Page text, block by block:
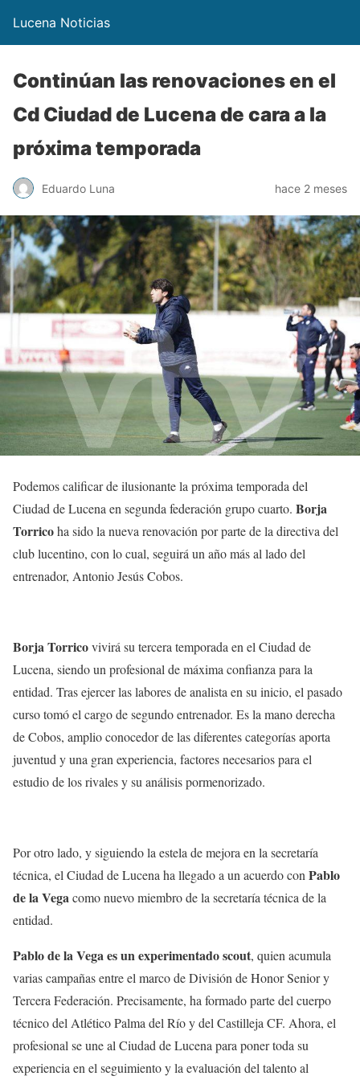
Lucena Noticias
Continúan las renovaciones en el
Cd Ciudad de Lucena de cara a la
próxima temporada
Eduardo Luna hace 2 meses
Podemos calificar de ilusionante la próxima temporada del
Ciudad de Lucena en segunda federación grupo cuarto. Borja
Torricoha sido la nueva renovación por parte de la directiva del
club lucentino, con lo cual, seguirá un año más al lado del
entrenador, Antonio Jesús Cobos.
Borja Torricovivirá su tercera temporada en el Ciudad de
Lucena, siendo un profesional de máxima confianza para la
entidad. Tras ejercer las labores de analista en su inicio, el pasado
curso tomó el cargo de segundo entrenador. Es la mano derecha
de Cobos, amplio conocedor de las diferentes categorías aporta
juventud y una gran experiencia, factores necesarios para el
estudio de los rivales y su análisis pormenorizado.
Por otro lado, y siguiendo la estela de mejora en la secretaría
técnica, el Ciudad de Lucena ha llegado a un acuerdo con Pablo
de la Vegacomo nuevo miembro de la secretaría técnica de la
entidad.
Pablo de la Vega es un experimentado scout, quien acumula
varias campañas entre el marco de División de Honor Senior y
Tercera Federación. Precisamente, ha formado parte del cuerpo
técnico del Atlético Palma del Río y del Castilleja CF. Ahora, el
profesional se une al Ciudad de Lucena para poner toda su
experiencia en el seguimiento y la evaluación del talento al